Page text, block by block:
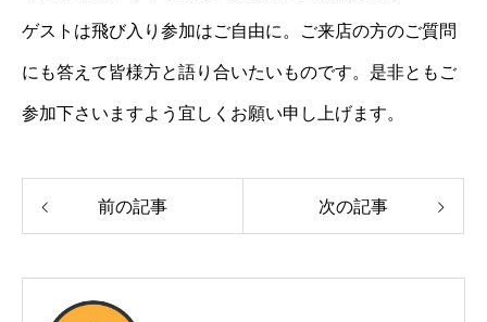
ゲストは飛び入り参加はご自由に。ご来店の方のご質問
にも答えて皆様方と語り合いたいものです。是非ともご
参加下さいますよう宜しくお願い申し上げます。
前の記事 次の記事